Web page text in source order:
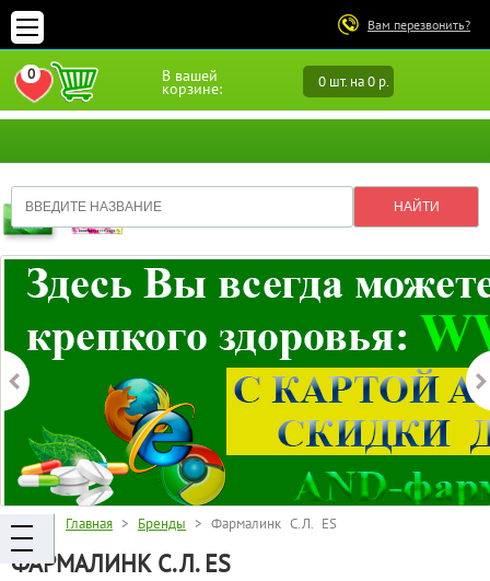
Вам перезвонить?
В вашей
корзине: 0 шт. на 0 р.
0
ПЕРЕЙТИ В ИЗБРАННОЕ
Главная > Бренды > Фармалинк С.Л. ES
ФАРМАЛИНК С.Л. ES